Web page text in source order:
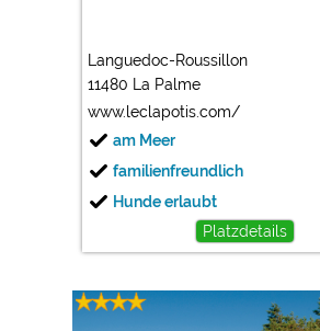
Languedoc-Roussillon
11480 La Palme
www.leclapotis.com/
am Meer
familienfreundlich
Hunde erlaubt
Platzdetails